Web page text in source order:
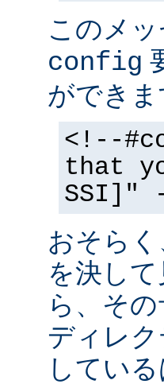
このメ
config
ができま
<!--
that
SSI]"
おそら
を決し
ら、そ
ディレ
してい